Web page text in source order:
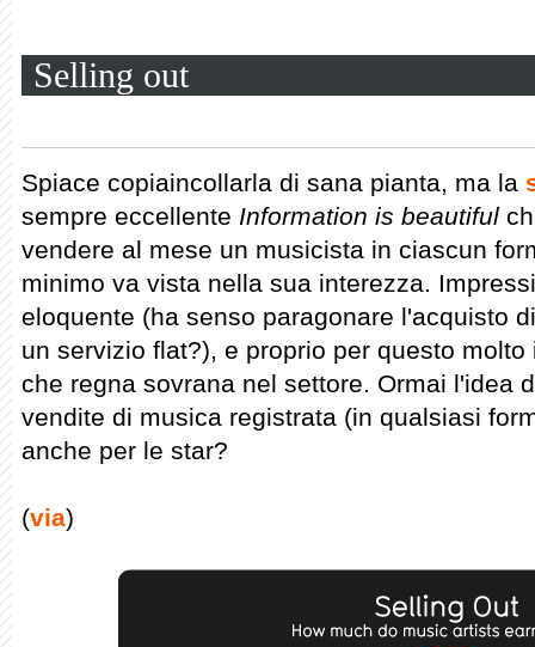
Selling out
Spiace copiaincollarla di sana pianta, ma la
sempre eccellente Information is beautiful
vendere al mese un musicista in ciascun
minimo va vista nella sua interezza.
eloquente (ha senso paragonare l'acquisto
un servizio flat?), e proprio per questo
che regna sovrana nel settore. Ormai l'idea
vendite di musica registrata (in qualsiasi
anche per le star?
(via)